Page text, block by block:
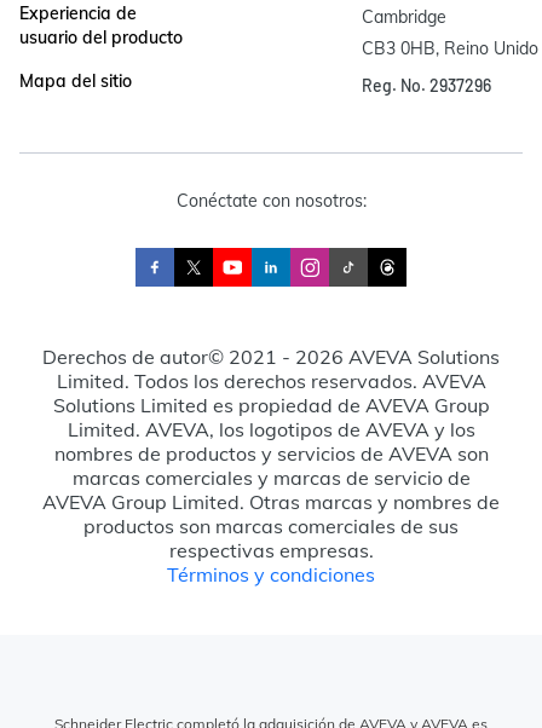
Experiencia de
usuario del producto
Mapa del sitio
Cambridge
CB3 0HB, Reino Unido
Reg. No. 2937296
Conéctate con nosotros:
Derechos de autor© 2021 - 2026 AVEVA Solutions
Limited. Todos los derechos reservados. AVEVA
Solutions Limited es propiedad de AVEVA Group
Limited. AVEVA, los logotipos de AVEVA y los
nombres de productos y servicios de AVEVA son
marcas comerciales y marcas de servicio de
AVEVA Group Limited. Otras marcas y nombres de
productos son marcas comerciales de sus
respectivas empresas.
Términos y condiciones
Schneider Electric completó la adquisición de AVEVA y AVEVA es